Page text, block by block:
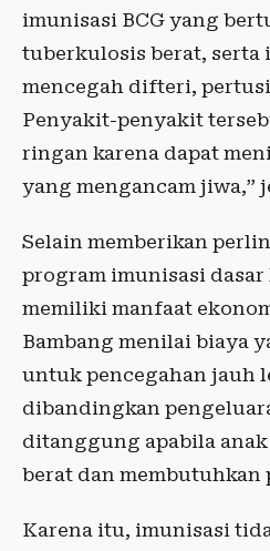
imunisasi BCG yang
tuberkulosis berat, serta
mencegah difteri,
Penyakit-penyakit
ringan karena dapat
yang mengancam jiwa,”
Selain memberikan
program imunisasi
memiliki manfaat
Bambang menilai biaya
untuk pencegahan jauh
dibandingkan
ditanggung apabila
berat dan
Karena itu, imunisasi